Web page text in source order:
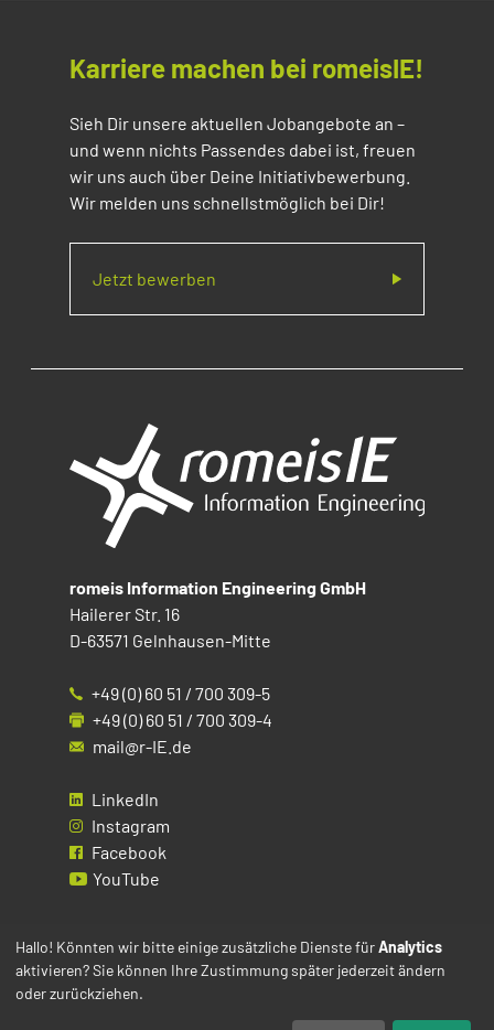
Karriere machen bei romeisIE!
Sieh Dir unsere aktuellen Jobangebote an –
und wenn nichts Passendes dabei ist, freuen
wir uns auch über Deine Initiativbewerbung.
Wir melden uns schnellstmöglich bei Dir!
Jetzt bewerben
romeis Information Engineering GmbH
Hailerer Str. 16
D-63571 Gelnhausen-Mitte
+49 (0) 60 51 / 700 309-5
+49 (0) 60 51 / 700 309-4
mail@r-IE.de
LinkedIn
Instagram
Facebook
YouTube
Datenschutz
Hallo! Könnten wir bitte einige zusätzliche Dienste fürAnalytics
aktivieren? Sie können Ihre Zustimmung später jederzeit ändern
oder zurückziehen.